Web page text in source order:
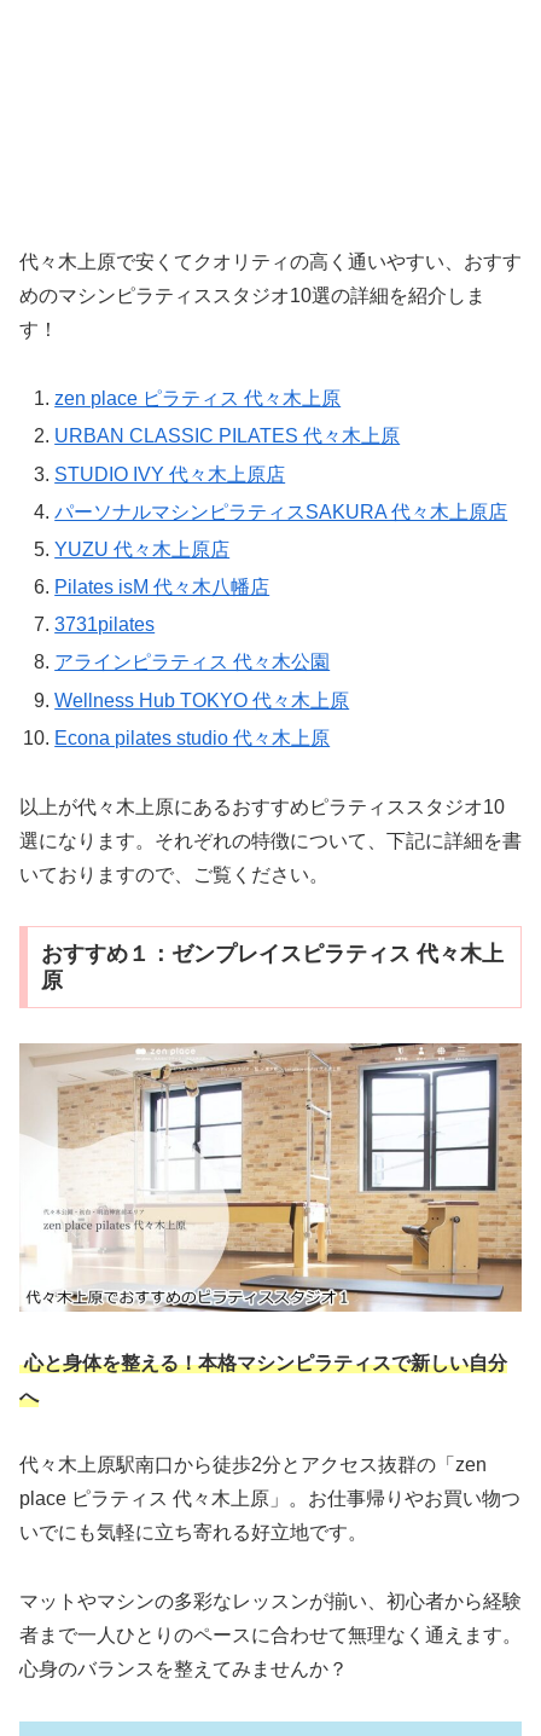
代々木上原で安くてクオリティの高く通いやすい、おすす
めのマシンピラティススタジオ10選の詳細を紹介しま
す！
zen place ピラティス 代々木上原
URBAN CLASSIC PILATES 代々木上原
STUDIO IVY 代々木上原店
パーソナルマシンピラティスSAKURA 代々木上原店
YUZU 代々木上原店
Pilates isM 代々木八幡店
3731pilates
アラインピラティス 代々木公園
Wellness Hub TOKYO 代々木上原
Econa pilates studio 代々木上原
以上が代々木上原にあるおすすめピラティススタジオ10
選になります。それぞれの特徴について、下記に詳細を書
いておりますので、ご覧ください。
おすすめ１：ゼンプレイスピラティス 代々木上
原
心と身体を整える！本格マシンピラティスで新しい自分
へ
代々木上原駅南口から徒歩2分とアクセス抜群の「zen
place ピラティス 代々木上原」。お仕事帰りやお買い物つ
いでにも気軽に立ち寄れる好立地です。
マットやマシンの多彩なレッスンが揃い、初心者から経験
者まで一人ひとりのペースに合わせて無理なく通えます。
心身のバランスを整えてみませんか？